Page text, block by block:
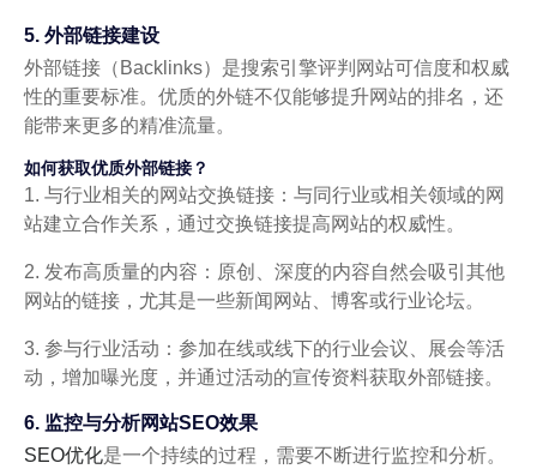
5. 外部链接建设
外部链接（Backlinks）是搜索引擎评判网站可信度和权威
性的重要标准。优质的外链不仅能够提升网站的排名，还
能带来更多的精准流量。
如何获取优质外部链接？
1. 与行业相关的网站交换链接：与同行业或相关领域的网
站建立合作关系，通过交换链接提高网站的权威性。
2. 发布高质量的内容：原创、深度的内容自然会吸引其他
网站的链接，尤其是一些新闻网站、博客或行业论坛。
3. 参与行业活动：参加在线或线下的行业会议、展会等活
动，增加曝光度，并通过活动的宣传资料获取外部链接。
6. 监控与分析网站SEO效果
SEO优化是一个持续的过程，需要不断进行监控和分析。